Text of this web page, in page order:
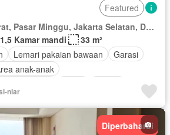
Featured
RW 06, Pejaten Barat, Pasar Minggu, Jakarta Selatan, Daerah Khusus Ibukota Jakarta
1,5 Kamar mandi
33 m²
Lemari pakaian bawaan
Garasi
anak-anak
parking Keamanan
Teras
24 jam Tangki air
Air
niar
Diperbaharui